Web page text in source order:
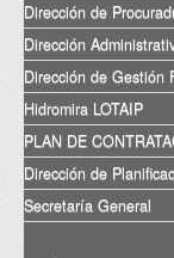
Dirección de
Dirección
Dirección de Gestión
Hidromira LOTAIP
PLAN DE
Dirección de
Secretaría General